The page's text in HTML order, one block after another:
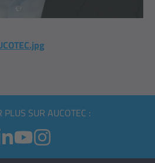
PLUS SUR AUCOTEC :